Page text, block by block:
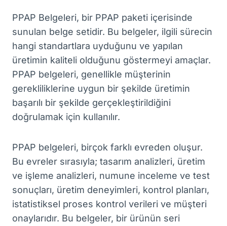
PPAP Belgeleri, bir PPAP paketi içerisinde
sunulan belge setidir. Bu belgeler, ilgili sürecin
hangi standartlara uyduğunu ve yapılan
üretimin kaliteli olduğunu göstermeyi amaçlar.
PPAP belgeleri, genellikle müşterinin
gerekliliklerine uygun bir şekilde üretimin
başarılı bir şekilde gerçekleştirildiğini
doğrulamak için kullanılır.
PPAP belgeleri, birçok farklı evreden oluşur.
Bu evreler sırasıyla; tasarım analizleri, üretim
ve işleme analizleri, numune inceleme ve test
sonuçları, üretim deneyimleri, kontrol planları,
istatistiksel proses kontrol verileri ve müşteri
onaylarıdır. Bu belgeler, bir ürünün seri